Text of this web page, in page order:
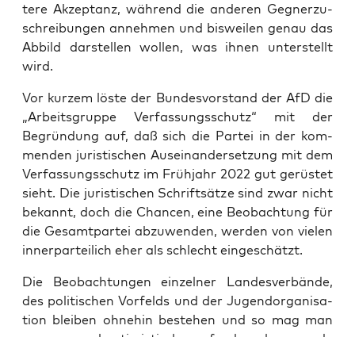
te­re Akzep­tanz, wäh­rend die ande­ren Geg­ner­zu­
schrei­bun­gen anneh­men und bis­wei­len genau das
Abbild dar­stel­len wol­len, was ihnen unter­stellt
wird.
Vor kur­zem lös­te der Bun­des­vor­stand der AfD die
„Arbeits­grup­pe Ver­fas­sungs­schutz“ mit der
Begrün­dung auf, daß sich die Par­tei in der kom­
men­den juris­ti­schen Aus­ein­an­der­set­zung mit dem
Ver­fas­sungs­schutz im Früh­jahr 2022 gut gerüs­tet
sieht. Die juris­ti­schen Schrift­sät­ze sind zwar nicht
bekannt, doch die Chan­cen, eine Beob­ach­tung für
die Gesamt­par­tei abzu­wen­den, wer­den von vie­len
inner­par­tei­lich eher als schlecht eingeschätzt.
Die Beob­ach­tun­gen ein­zel­ner Lan­des­ver­bän­de,
des poli­ti­schen Vor­felds und der Jugend­or­ga­ni­sa­
ti­on blei­ben ohne­hin bestehen und so mag man